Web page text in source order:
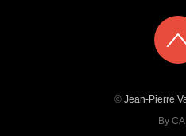
© Jean-Pierre
By